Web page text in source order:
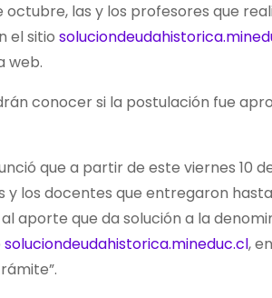
octubre, las y los profesores que
el sitio
web.
conocer si la postulación fue
que a partir de este viernes 10
los docentes que entregaron hasta
aporte que da solución a la
soluciondeudahistorica.mineduc.cl,